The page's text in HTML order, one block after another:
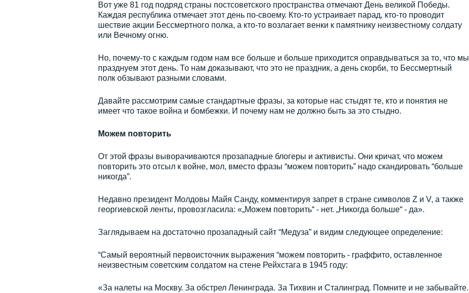
Вот уже 81 год подряд страны постсоветского пространства отмечают День великой Победы.
Каждая республика отмечает этот день по-своему. Кто-то устраивает парад, кто-то проводит
шествие акции Бессмертного полка, а кто-то возлагает венки к памятнику неизвестному солдату
или Вечному огню.
Но, почему-то с каждым годом нам все больше и больше приходится оправдываться за то, что мы
празднуем этот день. То нам доказывают, что это не праздник, а день скорби, то Бессмертный
полк обзывают разными словами.
Давайте рассмотрим самые стандартные фразы, за которые нас стыдят те, кто и понятия не
имеет что такое война и бомбежки. И почему нам не должно быть за это стыдно.
Можем повторить
От этой фразы выворачиваются прозападные блогеры и активисты. Они кричат, что можем
повторить это отсыл к войне, мол, вместо фразы “можем повторить” надо скандировать “больше
никогда”.
Недавно президент Молдовы Майя Санду, комментируя запрет в стране символов Z и V, а также
георгиевской ленты, провозгласила: «„Можем повторить“ - нет. „Никогда больше“ - да».
Заглядываем на достаточно прозападный сайт “Медуза” и видим следующее определение:
“Самый вероятный первоисточник выражения “можем повторить - граффито, оставленное
неизвестным советским солдатом на стене Рейхстага в 1945 году:
«За налеты на Москву. За обстрел Ленинграда. За Тихвин и Сталинград. Помните и не забывайте.